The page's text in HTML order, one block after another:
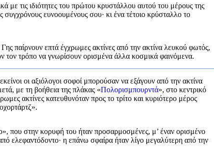
με τις ιδιότητες του πρώτου κρυστάλλου αυτού του μέρους της
συγχρόνους ευνοουμένους σου· κι ένα τέτοιο κρύσταλλο το
παίρνουν επτά έγχρωμες ακτίνες από την ακτίνα λευκού φωτός,
τον τρόπο να γνωρίσουν ορισμένα άλλα κοσμικά φαινόμενα.
οι αξιόλογοι σοφοί μπορούσαν να εξάγουν από την ακτίνα
με τη βοήθεια της πλάκας «Πολορισμπουρντά», στο κεντρικό
ακτίνες κατευθυνόταν προς το τρίτο και κυριότερο μέρος
που στην κορυφή του ήταν προσαρμοσμένες, μ’ έναν ορισμένο
ελεφαντόδοντο· η επάνω σφαίρα ήταν λίγο μεγαλύτερη από την